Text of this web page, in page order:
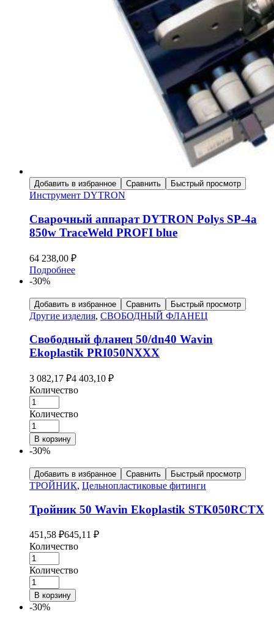
Добавить в избранное Сравнить Быстрый просмотр
Инструмент DYTRON
Сварочный аппарат DYTRON Polys SP-4a
850w TraceWeld PROFI blue
64 238,00 ₽
Подробнее
-30%
Добавить в избранное Сравнить Быстрый просмотр
Другие изделия, СВОБОДНЫЙ ФЛАНЕЦ
Свободный фланец 50/dn40 Wavin
Ekoplastik PRI050NXXX
3 082,17 ₽4 403,10 ₽
Количество
Количество
В корзину
-30%
Добавить в избранное Сравнить Быстрый просмотр
ТРОЙНИК, Цельнопластиковые фитинги
Тройник 50 Wavin Ekoplastik STK050RCTX
451,58 ₽645,11 ₽
Количество
Количество
В корзину
-30%